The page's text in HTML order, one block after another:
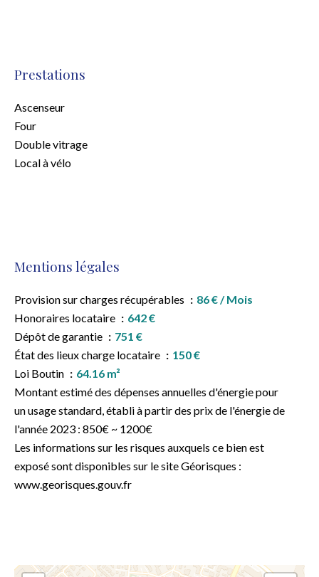
Prestations
Ascenseur
Four
Double vitrage
Local à vélo
Mentions légales
Provision sur charges récupérables
86 € / Mois
Honoraires locataire
642 €
Dépôt de garantie
751 €
État des lieux charge locataire
150 €
Loi Boutin
64.16 m²
Montant estimé des dépenses annuelles d'énergie pour
un usage standard, établi à partir des prix de l'énergie de
l'année 2023 : 850€ ~ 1200€
Les informations sur les risques auxquels ce bien est
exposé sont disponibles sur le site Géorisques :
www.georisques.gouv.fr